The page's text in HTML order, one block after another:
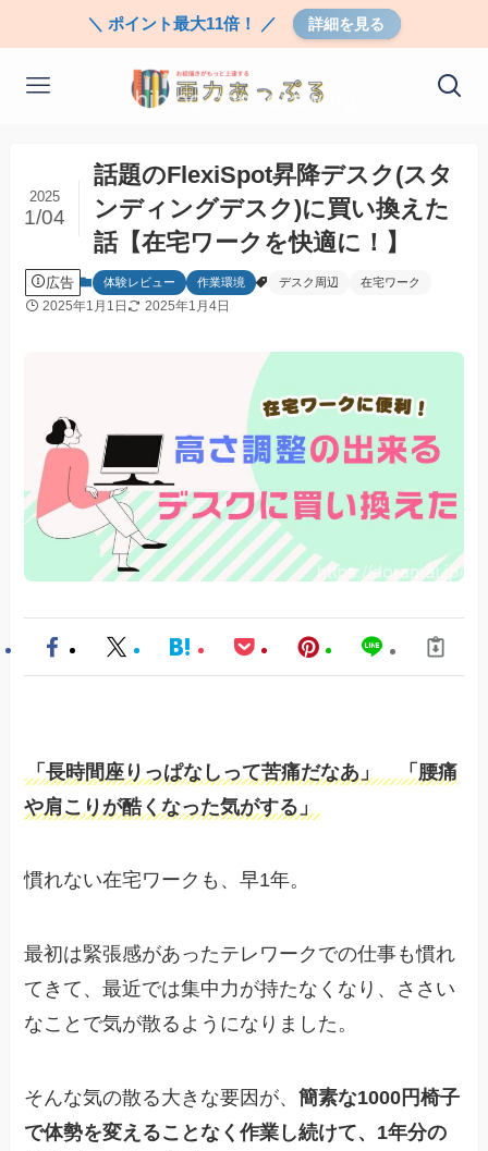
＼ ポイント最大11倍！ ／ 詳細を見る
話題のFlexiSpot昇降デスク(スタ
ンディングデスク)に買い換えた
話【在宅ワークを快適に！】
2025
1/04
広告 体験レビュー 作業環境 デスク周辺 在宅ワーク
2025年1月1日 2025年1月4日
「長時間座りっぱなしって苦痛だなあ」 「腰痛
や肩こりが酷くなった気がする」
慣れない在宅ワークも、早1年。
最初は緊張感があったテレワークでの仕事も慣れ
てきて、最近では集中力が持たなくなり、ささい
なことで気が散るようになりました。
そんな気の散る大きな要因が、簡素な1000円椅子
で体勢を変えることなく作業し続けて、1年分の